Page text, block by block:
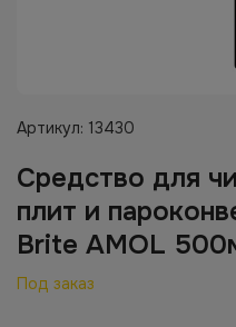
Артикул: 13430
Средство для
плит и
Brite AMOL
Под заказ